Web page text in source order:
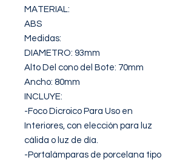
MATERIAL:
ABS
Medidas:
DIAMETRO: 93mm
Alto Del cono del Bote: 70mm
Ancho: 80mm
INCLUYE:
-Foco Dicroico Para Uso en
Interiores, con elección para luz
cálida o luz de día.
-Portalámparas de porcelana tipo